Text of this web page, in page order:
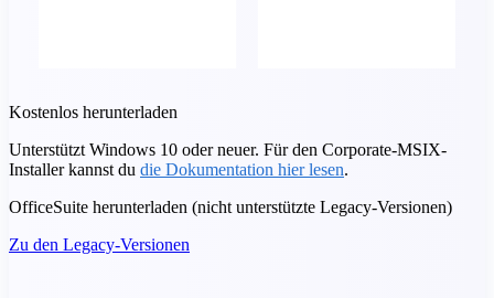
Kostenlos herunterladen
Unterstützt Windows 10 oder neuer. Für den Corporate-MSIX-
Installer kannst du die Dokumentation hier lesen.
OfficeSuite herunterladen (nicht unterstützte Legacy-Versionen)
Zu den Legacy-Versionen